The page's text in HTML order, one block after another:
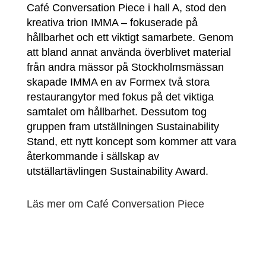
Café Conversation Piece i hall A, stod den
kreativa trion IMMA – fokuserade på
hållbarhet och ett viktigt samarbete. Genom
att bland annat använda överblivet material
från andra mässor på Stockholmsmässan
skapade IMMA en av Formex två stora
restaurangytor med fokus på det viktiga
samtalet om hållbarhet. Dessutom tog
gruppen fram utställningen Sustainability
Stand, ett nytt koncept som kommer att vara
återkommande i sällskap av
utställartävlingen Sustainability Award.
Läs mer om Café Conversation Piece